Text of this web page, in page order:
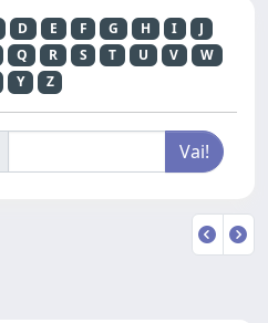
D E F G H I
J
Q R S T U V
W
Y Z